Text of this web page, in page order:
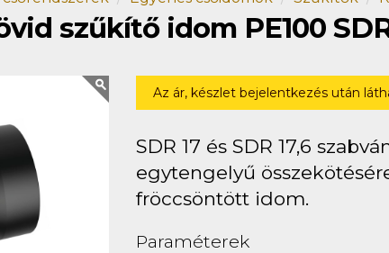
szűkítő idom PE100
Az ár, készlet bejelentkezés után
SDR 17 és SDR 17,6
egytengelyű
fröccsöntött idom.
Paraméterek